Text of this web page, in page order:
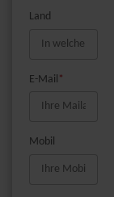
Land
E-Mail *
Mobil